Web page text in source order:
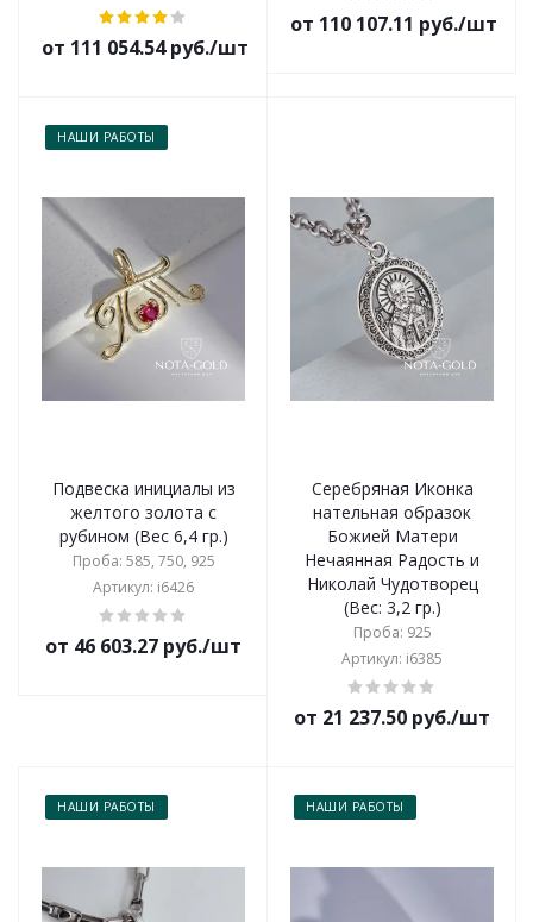
от 111 054.54 руб./шт
от 110 107.11 руб./шт
НАШИ РАБОТЫ
Подвеска инициалы из
желтого золота с
рубином (Вес 6,4 гр.)
Проба: 585, 750, 925
Артикул: i6426
от 46 603.27 руб./шт
Серебряная Иконка
нательная образок
Божией Матери
Нечаянная Радость и
Николай Чудотворец
(Вес: 3,2 гр.)
Проба: 925
Артикул: i6385
от 21 237.50 руб./шт
НАШИ РАБОТЫ НАШИ РАБОТЫ